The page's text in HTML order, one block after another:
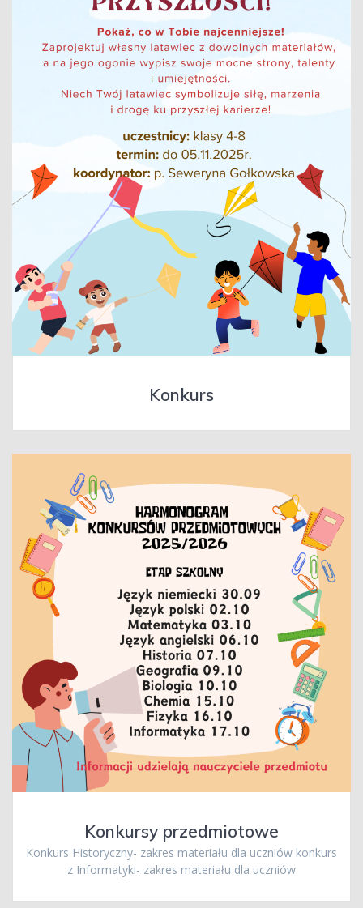
Konkurs
Konkursy przedmiotowe
Konkurs Historyczny- zakres materiału dla uczniów konkurs
z Informatyki- zakres materiału dla uczniów